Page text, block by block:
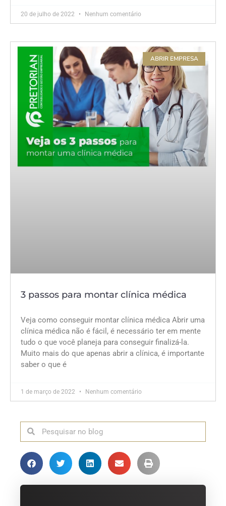
20 de julho de 2022 Nenhum comentário
ABRIR EMPRESA
3 passos para montar clínica médica
Veja como conseguir montar clínica médica Abrir uma
clínica médica não é fácil, é necessário ter em mente
tudo o que você planeja para conseguir finalizá-la.
Muito mais do que apenas abrir a clínica, é importante
saber o que é
1 de março de 2022 Nenhum comentário